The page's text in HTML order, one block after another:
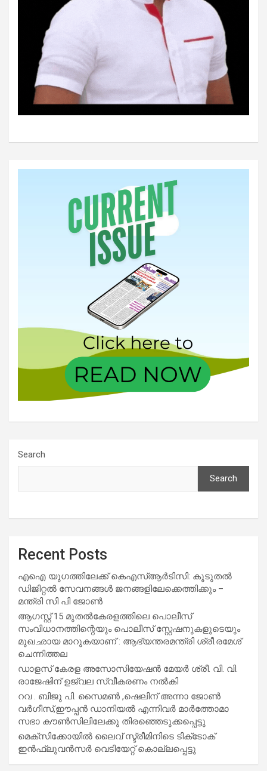
Search
Search
Recent Posts
എഐ യുഗത്തിലേക്ക് കെഎസ്ആർടിസി: കൂടുതൽ
ഡിജിറ്റൽ സേവനങ്ങൾ ജനങ്ങളിലേക്കെത്തിക്കും –
മന്ത്രി സി പി ജോൺ
ആഗസ്റ്റ് 15 മുതല്‍കേരളത്തിലെ പൊലീസ്
സംവിധാനത്തിന്റെയും പൊലീസ് സ്റ്റേഷനുകളുടെയും
മുഖഛായ മാറുകയാണ് : ആഭ്യന്തരമന്ത്രി ശ്രീ.രമേശ്
ചെന്നിത്തല
ഡാളസ് കേരള അസോസിയേഷൻ മേയർ ശ്രീ. വി. വി.
രാജേഷിന് ഉജ്വല സ്വീകരണം നൽകി
റവ . ബിജു പി. സൈമൺ ,ഷെലിന് അന്നാ ജോൺ
വർഗീസ്,ഈപ്പൻ ഡാനിയൽ എന്നിവർ മാർത്തോമാ
സഭാ കൗൺസിലിലേക്കു തിരഞ്ഞെടുക്കപ്പെട്ടു
മെക്സിക്കോയിൽ ലൈവ് സ്ട്രീമിനിടെ ടിക്‌ടോക്
ഇൻഫ്ലുവൻസർ വെടിയേറ്റ് കൊല്ലപ്പെട്ടു